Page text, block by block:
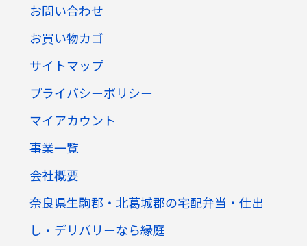
事業一覧
お問い合わせ
お買い物カゴ
サイトマップ
プライバシーポリシー
マイアカウント
事業一覧
会社概要
奈良県生駒郡・北葛城郡の宅配弁当・仕出
し・デリバリーなら縁庭